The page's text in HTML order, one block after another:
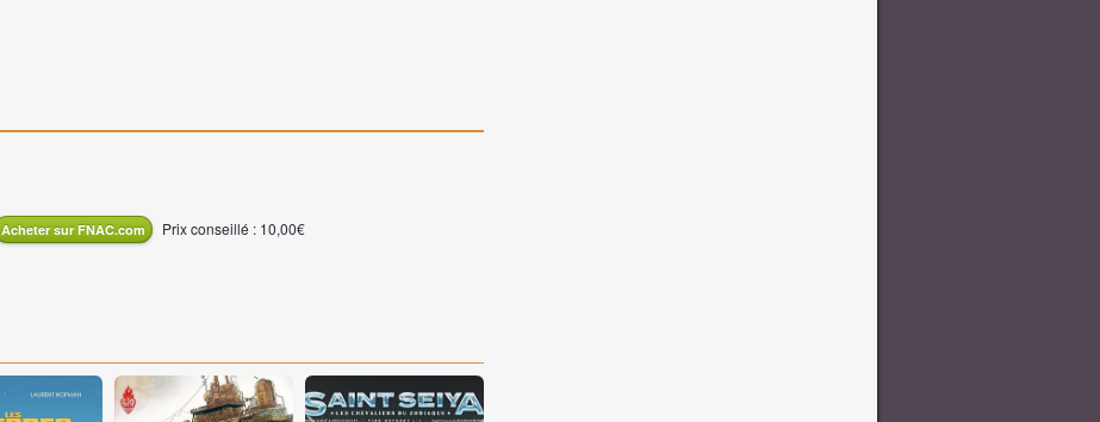
Acheter sur FNAC.com Prix conseillé : 10,00€